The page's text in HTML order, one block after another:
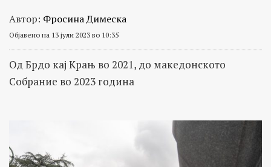
Автор: Фросина Димеска
Објавено на 13 јули 2023 во 10:35
Од Брдо кај Крањ во 2021, до македонското
Собрание во 2023 година